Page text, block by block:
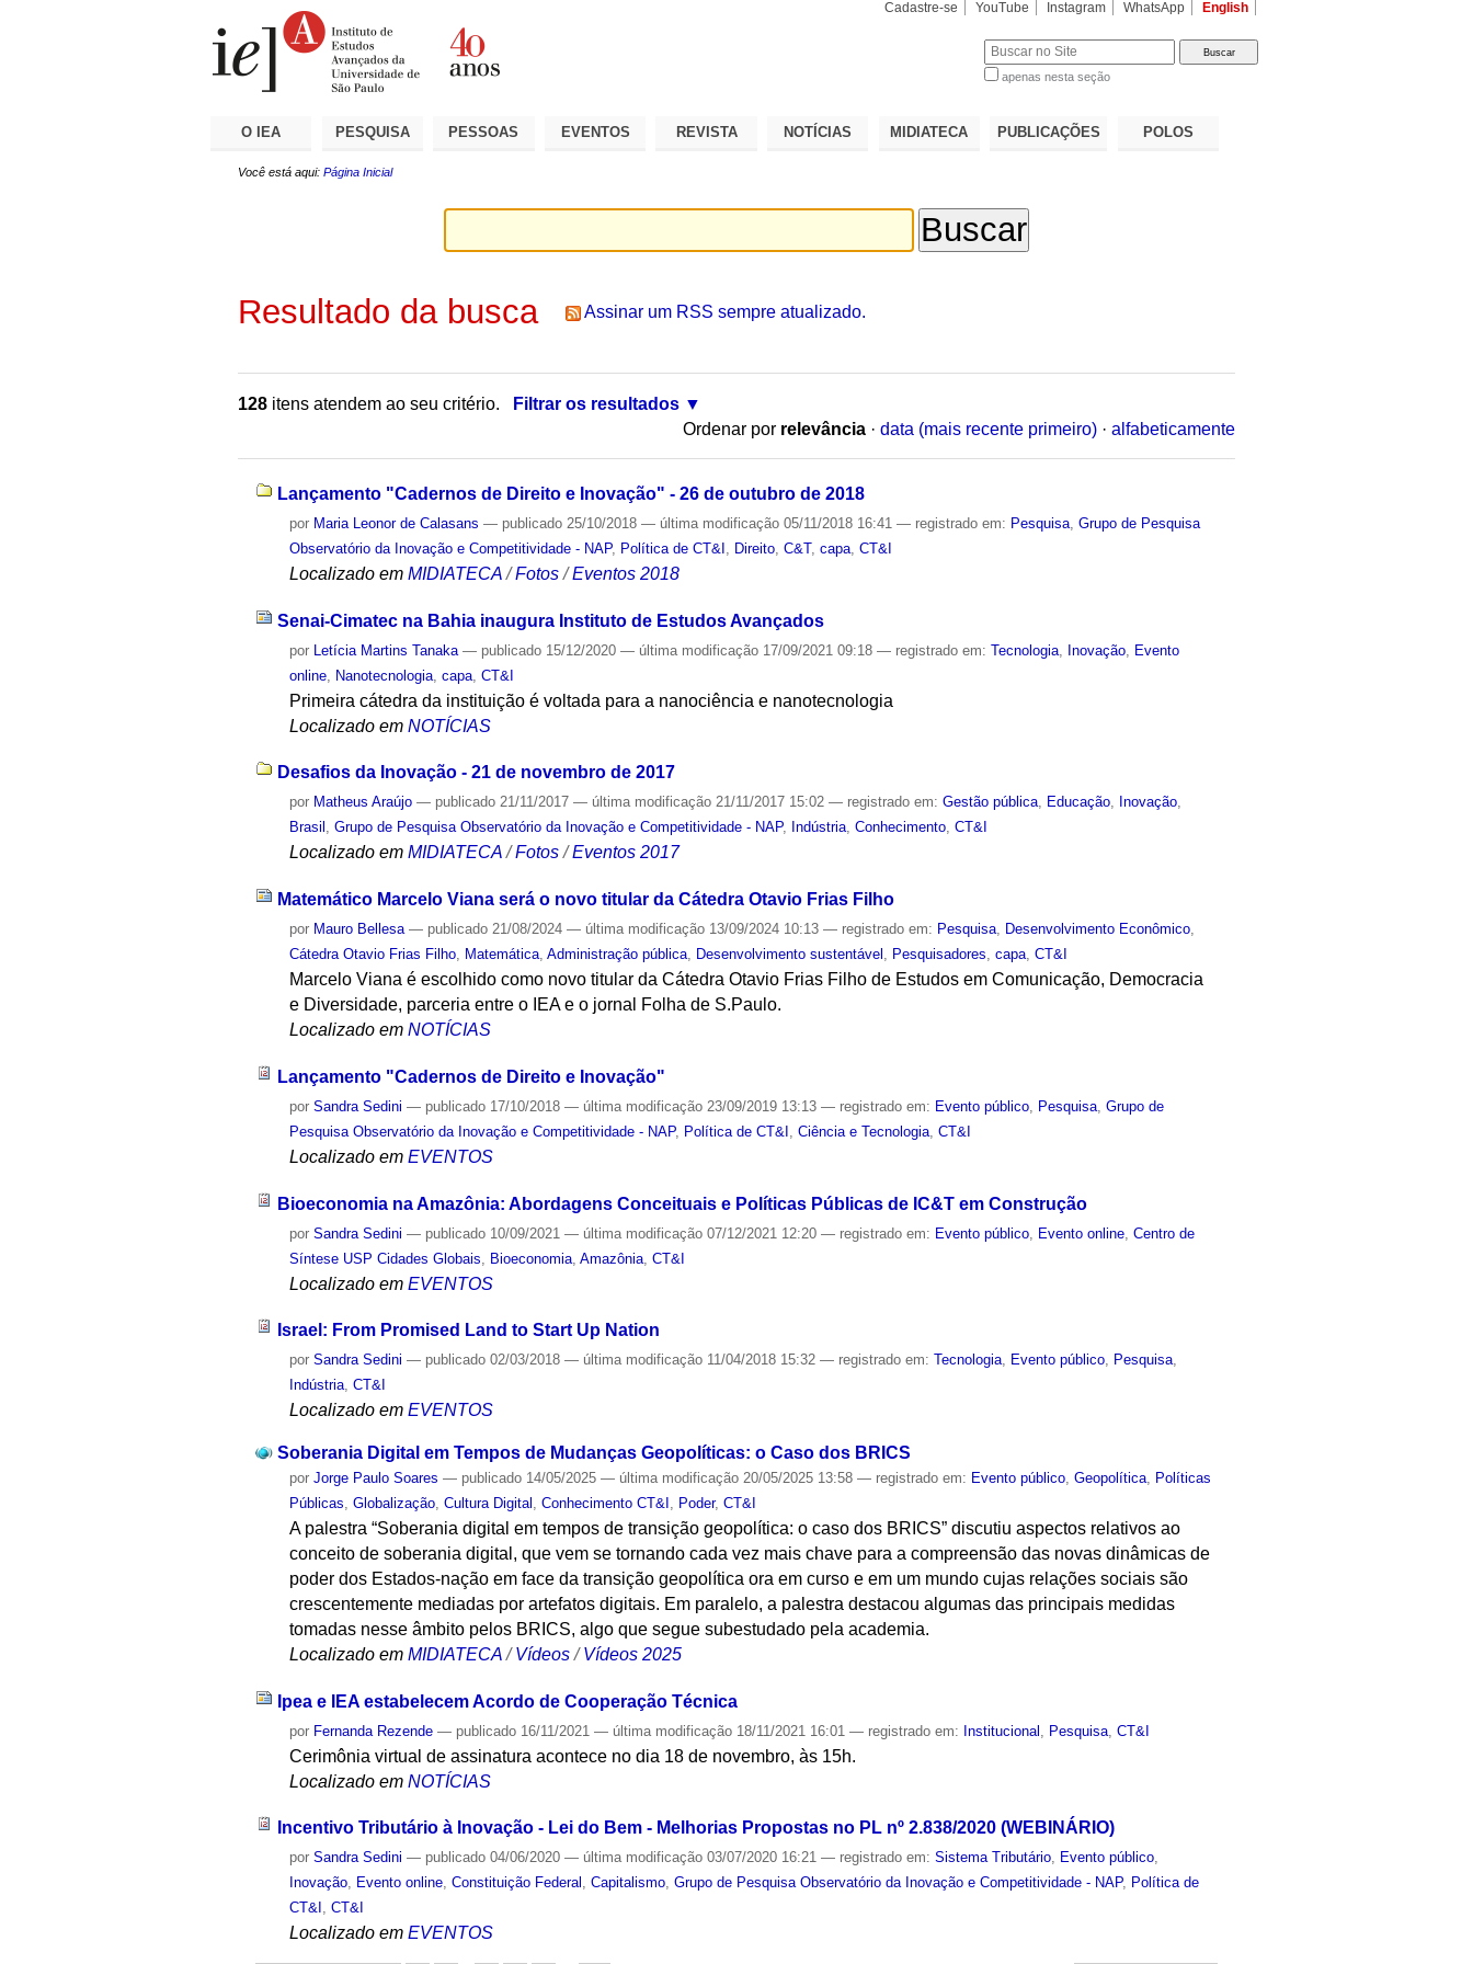
Cadastre-se YouTube Instagram WhatsApp English
apenas nesta seção
O IEA PESQUISA PESSOAS EVENTOS REVISTA NOTÍCIAS MIDIATECA PUBLICAÇÕES POLOS
Você está aqui: Página Inicial
Resultado da busca Assinar um RSS sempre atualizado.
128 itens atendem ao seu critério.
Filtrar os resultados
Ordenar por relevância · data (mais recente primeiro) · alfabeticamente
Lançamento "Cadernos de Direito e Inovação" - 26 de outubro de 2018
por Maria Leonor de Calasans — publicado 25/10/2018— última modificação 05/11/2018 16:41— registrado em: Pesquisa ,Grupo de Pesquisa
Observatório da Inovação e Competitividade - NAP, Política de CT&I Direito ,C&T,capa ,CT&I
Localizado em MIDIATECA /Fotos /Eventos 2018
Senai-Cimatec na Bahia inaugura Instituto de Estudos Avançados
por Letícia Martins Tanaka — publicado 15/12/2020— última modificação 17/09/2021 09:18— registrado em:Tecnologia Inovação Evento
online Nanotecnologia ,capa ,CT&I
Primeira cátedra da instituição é voltada para a nanociência e nanotecnologia
Localizado em NOTÍCIAS
Desafios da Inovação - 21 de novembro de 2017
por Matheus Araújo — publicado 21/11/2017— última modificação 21/11/2017 15:02— registrado em:Gestão pública, Educação, Inovação,
Brasil ,Grupo de Pesquisa Observatório da Inovação e Competitividade - NAP, Indústria,Conhecimento,CT&I
Localizado em MIDIATECA /Fotos /Eventos 2017
Matemático Marcelo Viana será o novo titular da Cátedra Otavio Frias Filho
por Mauro Bellesa — publicado 21/08/2024— última modificação 13/09/2024 10:13— registrado em: Pesquisa, Desenvolvimento Econômico,
Cátedra Otavio Frias Filho, Matemática,Administração pública, Desenvolvimento sustentável , Pesquisadores,capa,CT&I
Marcelo Viana é escolhido como novo titular da Cátedra Otavio Frias Filho de Estudos em Comunicação, Democracia
e Diversidade, parceria entre o IEA e o jornal Folha de S.Paulo.
Localizado em NOTÍCIAS
Lançamento "Cadernos de Direito e Inovação"
porSandra Sedini — publicado 17/10/2018— última modificação 23/09/2019 13:13— registrado em: Evento público Pesquisa ,Grupo de
Pesquisa Observatório da Inovação e Competitividade - NAP, Política de CT&I ,Ciência e Tecnologia ,CT&I
Localizado em EVENTOS
Bioeconomia na Amazônia: Abordagens Conceituais e Políticas Públicas de IC&T em Construção
porSandra Sedini — publicado 10/09/2021— última modificação 07/12/2021 12:20— registrado em: Evento público Evento online ,Centro de
Síntese USP Cidades Globais
Bioeconomia ,Amazônia ,CT&I
Localizado em EVENTOS
Israel: From Promised Land to Start Up Nation
porSandra Sedini — publicado 02/03/2018— última modificação 11/04/2018 15:32— registrado em:Tecnologia, Evento público, Pesquisa,
Indústria,CT&I
Localizado em EVENTOS
Soberania Digital em Tempos de Mudanças Geopolíticas: o Caso dos BRICS
porJorge Paulo Soares — publicado 14/05/2025— última modificação 20/05/2025 13:58— registrado em: Evento público ,Geopolítica
Políticas
Públicas ,Globalização ,Cultura Digital ,Conhecimento CT&I Poder,CT&I
A palestra “Soberania digital em tempos de transição geopolítica: o caso dos BRICS” discutiu aspectos relativos ao
conceito de soberania digital, que vem se tornando cada vez mais chave para a compreensão das novas dinâmicas de
poder dos Estados-nação em face da transição geopolítica ora em curso e em um mundo cujas relações sociais são
crescentemente mediadas por artefatos digitais. Em paralelo, a palestra destacou algumas das principais medidas
tomadas nesse âmbito pelos BRICS, algo que segue subestudado pela academia.
Localizado em MIDIATECA /Vídeos /Vídeos 2025
Ipea e IEA estabelecem Acordo de Cooperação Técnica
por Fernanda Rezende — publicado 16/11/2021— última modificação 18/11/2021 16:01— registrado em: Institucional Pesquisa ,CT&I
Cerimônia virtual de assinatura acontece no dia 18 de novembro, às 15h.
Localizado em NOTÍCIAS
Incentivo Tributário à Inovação - Lei do Bem - Melhorias Propostas no PL nº 2.838/2020 (WEBINÁRIO)
porSandra Sedini — publicado 04/06/2020— última modificação 03/07/2020 16:21— registrado em:Sistema Tributário, Evento público,
Inovação, Evento online,Constituição Federal ,Capitalismo,Grupo de Pesquisa Observatório da Inovação e Competitividade - NAP, Política de
CT&I ,CT&I
Localizado em EVENTOS